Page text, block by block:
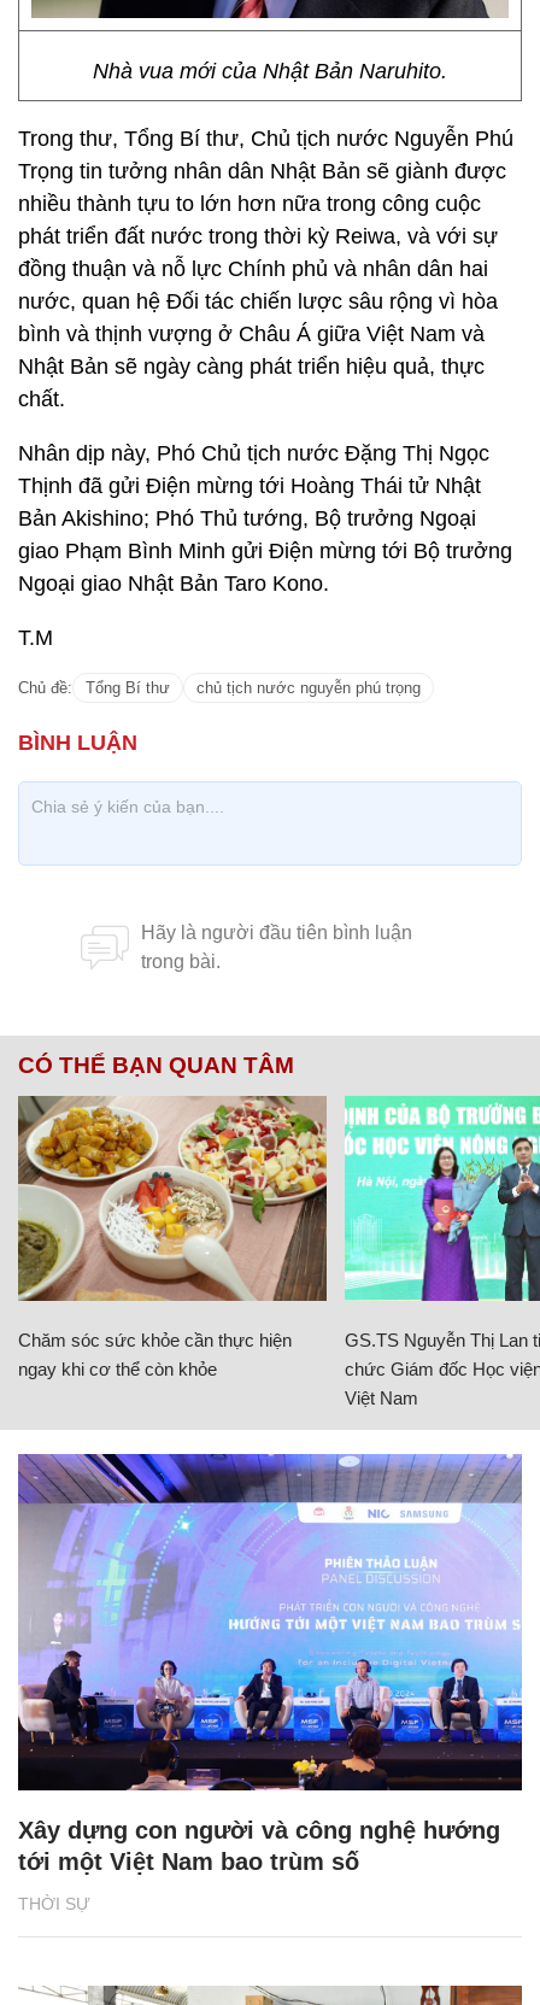
Nhà vua mới của Nhật Bản Naruhito.
Trong thư, Tổng Bí thư, Chủ tịch nước Nguyễn Phú
Trọng tin tưởng nhân dân Nhật Bản sẽ giành được
nhiều thành tựu to lớn hơn nữa trong công cuộc
phát triển đất nước trong thời kỳ Reiwa, và với sự
đồng thuận và nỗ lực Chính phủ và nhân dân hai
nước, quan hệ Đối tác chiến lược sâu rộng vì hòa
bình và thịnh vượng ở Châu Á giữa Việt Nam và
Nhật Bản sẽ ngày càng phát triển hiệu quả, thực
chất.
Nhân dịp này, Phó Chủ tịch nước Đặng Thị Ngọc
Thịnh đã gửi Điện mừng tới Hoàng Thái tử Nhật
Bản Akishino; Phó Thủ tướng, Bộ trưởng Ngoại
giao Phạm Bình Minh gửi Điện mừng tới Bộ trưởng
Ngoại giao Nhật Bản Taro Kono.
T.M
Chủ đề: Tổng Bí thư chủ tịch nước nguyễn phú trọng
CÓ THỂ BẠN QUAN TÂM
Chăm sóc sức khỏe cần thực hiện
ngay khi cơ thể còn khỏe
GS.TS Nguyễn Thị Lan
chức Giám đốc Học
Việt Nam
THỜI SỰ
Xây dựng con người và công nghệ hướng
tới một Việt Nam bao trùm số